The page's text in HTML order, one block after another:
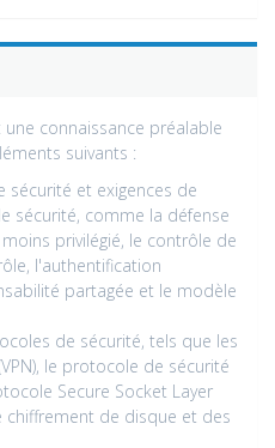
connaissance préalable
suivants :
sécurité et exigences de
sécurité, comme la défense
privilégié, le contrôle de
l'authentification
partagée et le modèle
de sécurité, tels que les
le protocole de sécurité
Secure Socket Layer
chiffrement de disque et des